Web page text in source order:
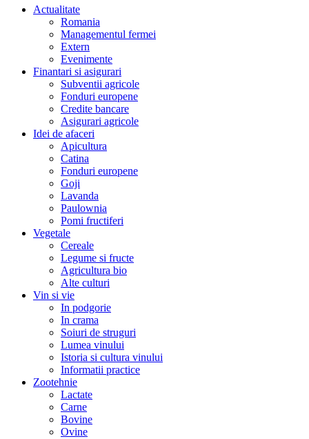
Actualitate
Romania
Managementul fermei
Extern
Evenimente
Finantari si asigurari
Subventii agricole
Fonduri europene
Credite bancare
Asigurari agricole
Idei de afaceri
Apicultura
Catina
Fonduri europene
Goji
Lavanda
Paulownia
Pomi fructiferi
Vegetale
Cereale
Legume si fructe
Agricultura bio
Alte culturi
Vin si vie
In podgorie
In crama
Soiuri de struguri
Lumea vinului
Istoria si cultura vinului
Informatii practice
Zootehnie
Lactate
Carne
Bovine
Ovine